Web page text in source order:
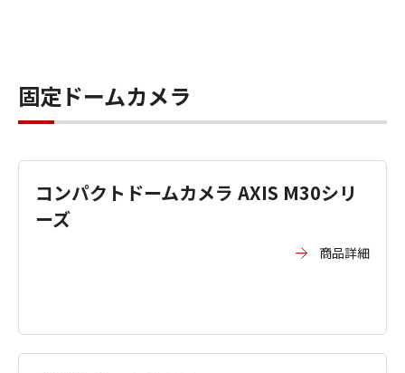
固定ドームカメラ
コンパクトドームカメラ AXIS M30シリ
ーズ
商品詳細